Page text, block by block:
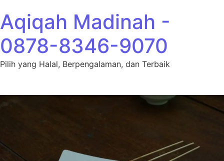
Aqiqah Madinah -
0878-8346-9070
Pilih yang Halal, Berpengalaman, dan Terbaik